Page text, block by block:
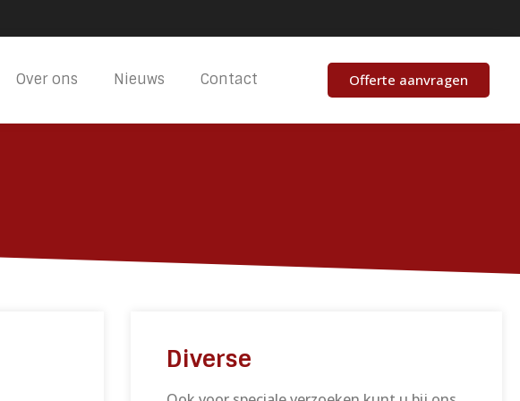
Over ons Nieuws Contact Offerte aanvragen
Diverse